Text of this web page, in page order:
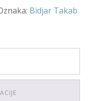
Bidjar Takab